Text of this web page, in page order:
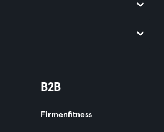
B2B
Firmenfitness